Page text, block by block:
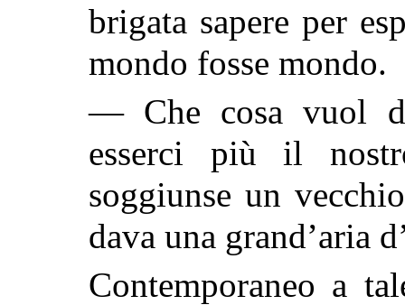
brigata sapere per
mondo fosse mondo.
— Che cosa vuol
esserci più il
soggiunse un
dava una grand’aria
Contemporaneo a